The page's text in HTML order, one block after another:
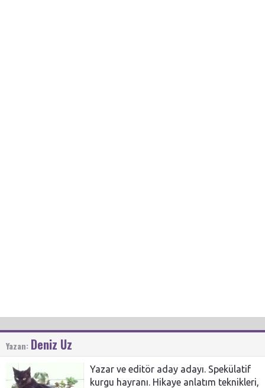
Yazan: Deniz Uz
Yazar ve editör aday adayı. Spekülatif
kurgu hayranı. Hikaye anlatım teknikleri,